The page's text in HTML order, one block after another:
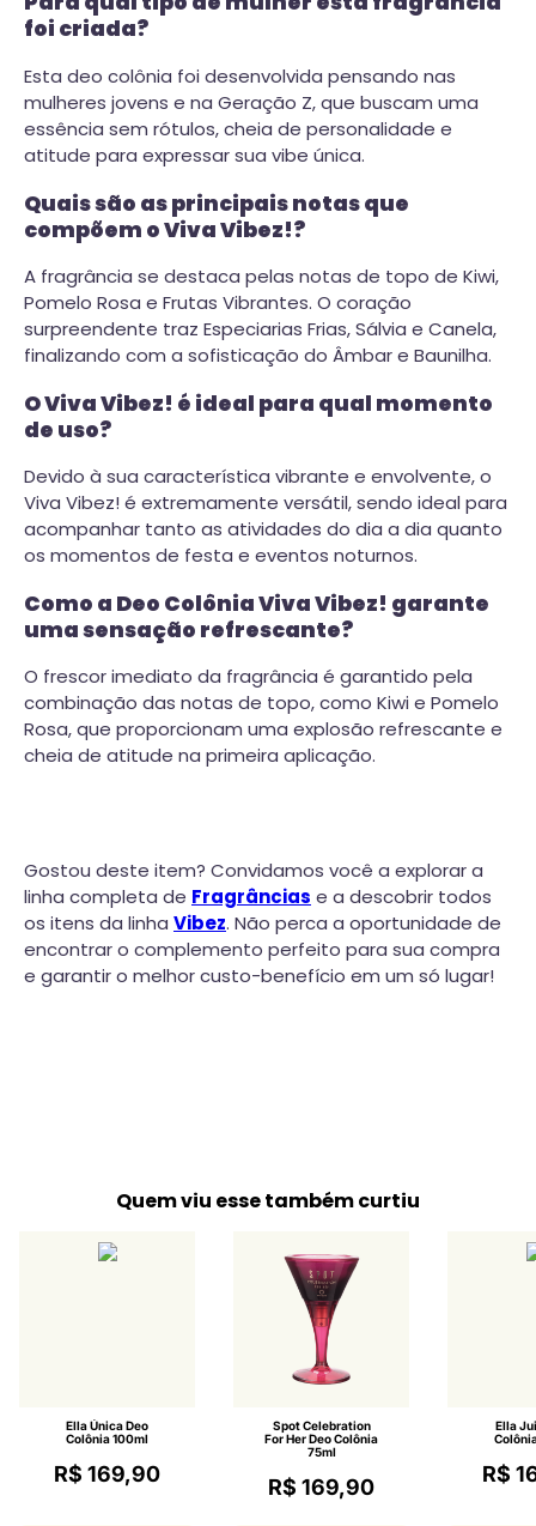
foi criada?
Esta deo colônia foi desenvolvida pensando nas
mulheres jovens e na Geração Z, que buscam uma
essência sem rótulos, cheia de personalidade e
atitude para expressar sua vibe única.
Quais são as principais notas que
compõem o Viva Vibez!?
A fragrância se destaca pelas notas de topo de Kiwi,
Pomelo Rosa e Frutas Vibrantes. O coração
surpreendente traz Especiarias Frias, Sálvia e Canela,
finalizando com a sofisticação do Âmbar e Baunilha.
O Viva Vibez! é ideal para qual momento
de uso?
Devido à sua característica vibrante e envolvente, o
Viva Vibez! é extremamente versátil, sendo ideal para
acompanhar tanto as atividades do dia a dia quanto
os momentos de festa e eventos noturnos.
Como a Deo Colônia Viva Vibez! garante
uma sensação refrescante?
O frescor imediato da fragrância é garantido pela
combinação das notas de topo, como Kiwi e Pomelo
Rosa, que proporcionam uma explosão refrescante e
cheia de atitude na primeira aplicação.
Gostou deste item? Convidamos você a explorar a
linha completa de Fragrâncias e a descobrir todos
os itens da linha Vibez. Não perca a oportunidade de
encontrar o complemento perfeito para sua compra
e garantir o melhor custo-benefício em um só lugar!
Quem viu esse também curtiu
Ella Única Deo
Colônia 100ml
R$ 169,90
Spot Celebration
For Her Deo Colônia
75ml
R$ 169,90
Ella
R$